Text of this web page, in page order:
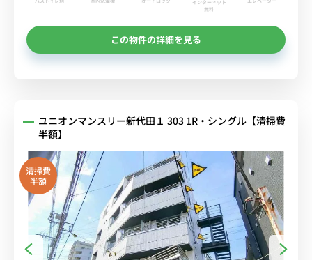
インターネット
無料
この物件の詳細を見る
ユニオンマンスリー新代田１ 303 1R・シングル【清掃費
半額】
清掃費
半額